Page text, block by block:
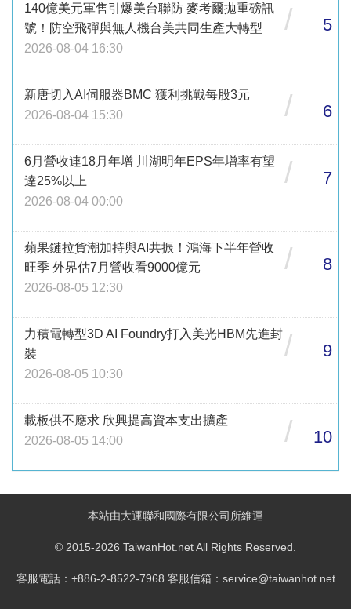
140億美元軍售引爆美台聯防 麥考爾拋重磅訊
號！防空飛彈與無人機台美共同生產大轉型
2026-08-04 16:30
/ 5
新唐切入AI伺服器BMC 獲利挑戰每股3元
2026-08-04 15:30
/ 6
6月營收連18月年增 川湖明年EPS年增率有望
達25%以上
2026-08-04 00:00
/ 7
蘋果鏈拉貨潮加持與AI共振！鴻海下半年營收
旺季 外界估7月營收看9000億元
2026-08-05 12:30
/ 8
力積電轉型3D AI Foundry打入美光HBM先進封
裝
2026-08-05 10:30
/ 9
載板供不應求 欣興提高資本支出擴產
2026-08-05 14:00
/ 10
本站由大運聯和國際有限公司所維運
© 2015-2026 TaiwanHot.net All Rights Reserved.
客服電話：+886-2-8522-7968 客服信箱：service@taiwanhot.net